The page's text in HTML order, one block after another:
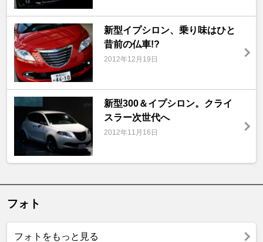
新型イプシロン、乗り味はひと
昔前の仏車!?
2012年12月19日
新型300＆イプシロン。クライ
スラー次世代へ
2012年11月16日
フォト
フォトをもっと見る